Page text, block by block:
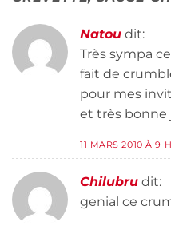
Natou dit:
Très sympa
fait de
pour mes
et très bonne
11 MARS 2010 À 9
Chilubru dit:
genial ce